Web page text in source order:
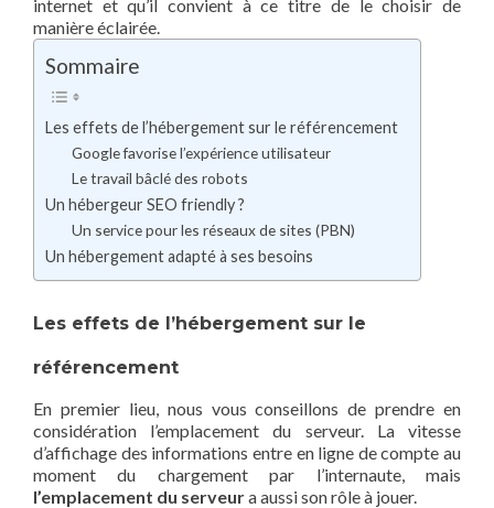
internet et qu’il convient à ce titre de le choisir de
manière éclairée.
Sommaire
Les effets de l’hébergement sur le référencement
Google favorise l’expérience utilisateur
Le travail bâclé des robots
Un hébergeur SEO friendly ?
Un service pour les réseaux de sites (PBN)
Un hébergement adapté à ses besoins
Les effets de l’hébergement sur le
référencement
En premier lieu, nous vous conseillons de prendre en
considération l’emplacement du serveur. La vitesse
d’affichage des informations entre en ligne de compte au
moment du chargement par l’internaute, mais
l’emplacement du serveura aussi son rôle à jouer.